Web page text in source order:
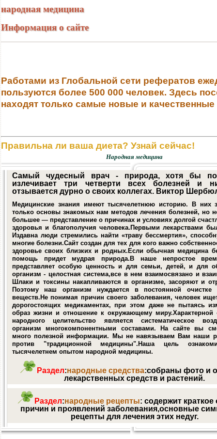
народная медицина
Информация о сайте
Работами из Глобальной сети рефератов
пользуются более 500 000 человек. Здесь
находят только самые новые и
Правильна ли ваша диета? Узнай сейчас!
Народная медицина
Самый чудесный врач - природа, хотя бы
излечивает три четверти всех болезней и
отзывается дурно о своих коллегах. Виктор
Медицинские знания имеют тысячелетнюю историю. В них
только основы знакомых нам методов лечения болезней, но
большее — представление о причинах и условиях долгой
здоровья и благополучия человека.Первыми лекарствами
Издавна люди стремились найти «траву бессмертия»,
многие болезни.Сайт создан для тех для кого важно
здоровье своих близких и родных.Если обычная медицина
помощь придет мудрая природа.В наше непростое
представляет особую ценность и для семьи, детей, и для
организм - целостная система,все в нем взаимосвязано и
Шлаки и токсины накапливаются в организме, засоряют и
Поэтому наш организм нуждается в постоянной очистке
веществ.Не понимая причин своего заболевания, человек
дорогостоящих медикаментах, при этом даже не пытаясь
образ жизни и отношение к окружающему миру.Характерной
народного целительство является систематическое
организм многокомпонентными составами. На сайте вы
много полезной информации. Мы не навязываем Вам наши
против "традиционной медицины".Наша цель
тысячелетнем опытом народной медицины.
Раздел:народные средства:собраны фото и
лекарственных средств и растений.
Раздел:народные рецепты: содержит краткое
причин и проявлений заболевания,основные
рецепты для лечения этих недуг.